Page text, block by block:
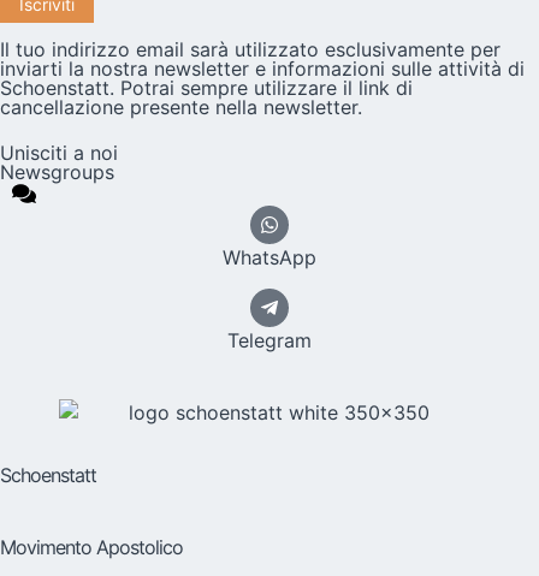
Il tuo indirizzo email sarà utilizzato esclusivamente per
inviarti la nostra newsletter e informazioni sulle attività di
Schoenstatt. Potrai sempre utilizzare il link di
cancellazione presente nella newsletter.
Unisciti a noi
Newsgroups
WhatsApp
Telegram
Schoenstatt
Movimento Apostolico